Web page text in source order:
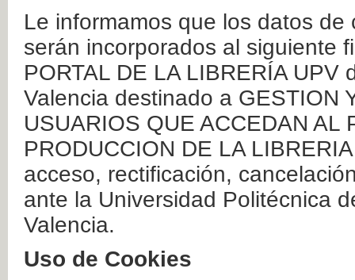
Le informamos que los datos
serán incorporados al siguiente
PORTAL DE LA LIBRERÍA
Valencia destinado a GESTION
USUARIOS QUE ACCEDAN AL
PRODUCCION DE LA
acceso, rectificación,
ante la Universidad Politécnica
Valencia.
Uso de Cookies